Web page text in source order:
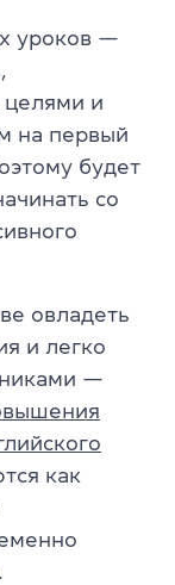
уроков —
целями и
на первый
будет
со
овладеть
и легко
—
как